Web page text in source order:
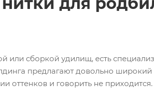
или сборкой удилищ, есть
предлагают довольно широкий
оттенков и говорить не приходится.